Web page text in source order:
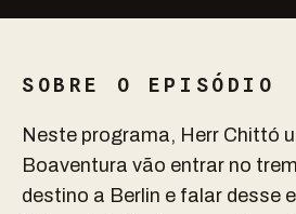
SOBRE O EPISÓDIO
Neste programa, Herr Chittó
Boaventura vão entrar no
destino a Berlin e falar desse